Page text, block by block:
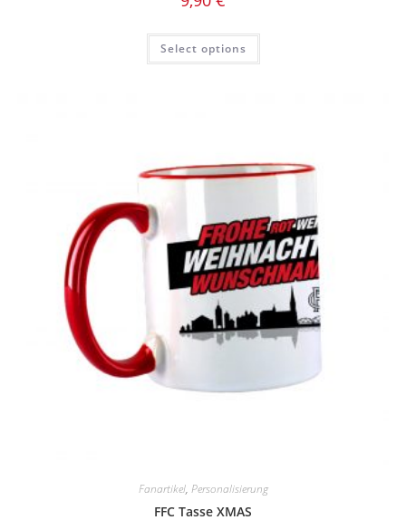
Select options
Fanartikel, Personalisierung
FFC Tasse XMAS